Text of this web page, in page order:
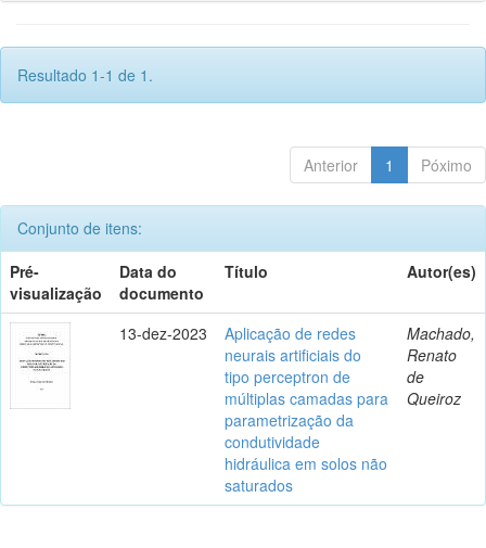
Resultado 1-1 de 1.
Anterior 1 Póximo
Conjunto de itens:
Pré-
visualização
Data do
documento
Título Autor(es)
13-dez-2023
Aplicação de redes
neurais artificiais do
tipo perceptron de
múltiplas camadas para
parametrização da
condutividade
hidráulica em solos não
saturados
Machado,
Renato
de
Queiroz